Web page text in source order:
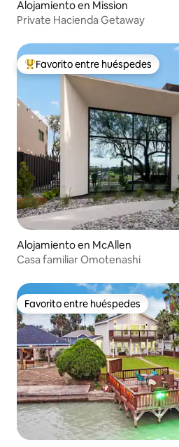
Alojamiento en Mission
Private Hacienda Getaway
Favorito entre huéspedes preferido
Favorito entre huéspedes
Alojamiento en McAllen
Casa familiar Omotenashi
Favorito entre huéspedes
Favorito entre huéspedes